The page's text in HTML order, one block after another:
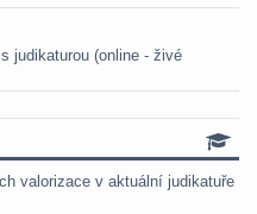
judikaturou (online - živé
valorizace v aktuální judikatuře